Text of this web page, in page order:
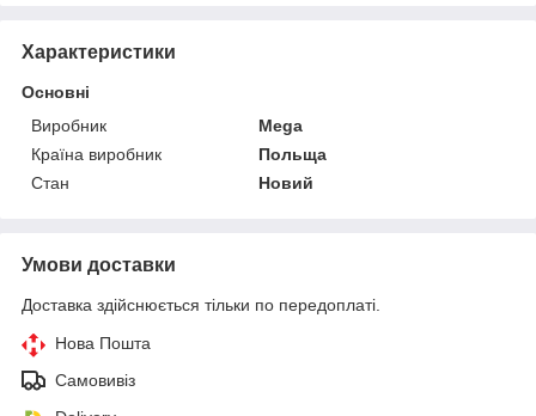
Характеристики
Основні
Виробник
Mega
Країна виробник
Польща
Стан
Новий
Умови доставки
Доставка здійснюється тільки по передоплаті.
Нова Пошта
Самовивіз